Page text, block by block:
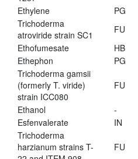
Ethylene PG
Trichoderma
atroviride strain SC1
FU
Ethofumesate
HB
Ethephon
PG
Trichoderma gamsii
(formerly T. viride)
strain ICC080
FU
Ethanol -
Esfenvalerate
IN
Trichoderma
harzianum strains T-
FU